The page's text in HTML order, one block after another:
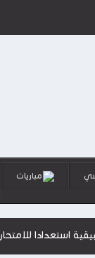
مباريات
الموحد